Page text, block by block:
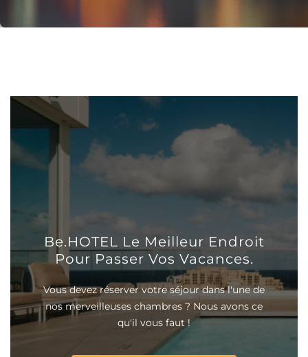
Be.HOTEL Le Meilleur Endroit
Pour Passer Vos Vacances.
Vous devez réserver votre séjour dans l'une de
nos merveilleuses chambres ? Nous avons ce
qu'il vous faut !